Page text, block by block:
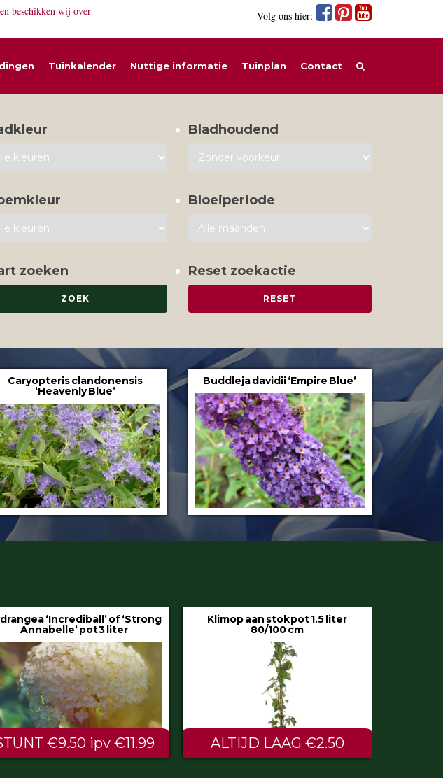
beschikken wij over
Volg ons hier:
Tuinkalender Nuttige informatie Tuinplan Contact
Bladhoudend
Bloeiperiode
zoeken Reset zoekactie
Caryopteris clandonensis
‘Heavenly Blue’
Buddleja davidii ‘Empire Blue’
Klimop aan stok pot 1.5 liter
80/100 cm
ALTIJD LAAG €2.50
Hedera helix ‘Hibernica’ pot 9 cm
€0.60